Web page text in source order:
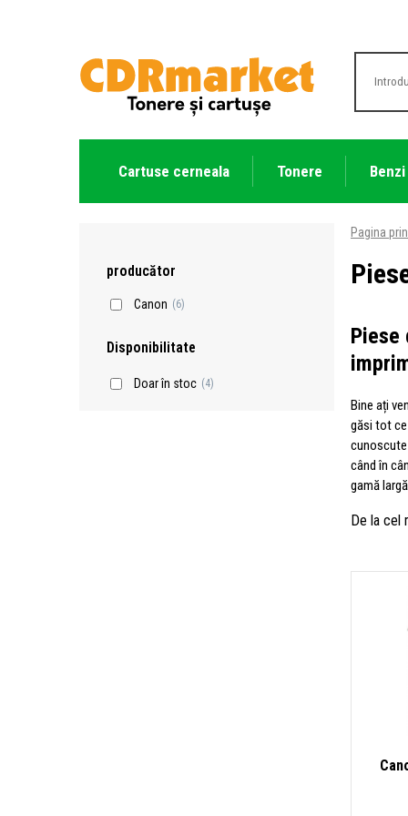
Cartuse cerneala Tonere
producător
Canon (6)
Disponibilitate
Doar în stoc (4)
Pagina
Piese
Bine ați
găsi tot
când în
gamă
De la cel